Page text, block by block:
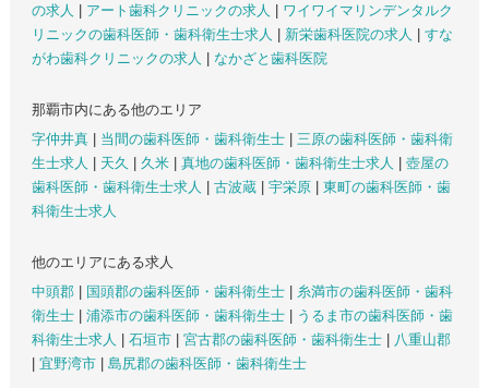
の求人
アート歯科クリニックの求人
ワイワイマリンデンタルク
リニックの歯科医師・歯科衛生士求人
新栄歯科医院の求人
すな
がわ歯科クリニックの求人
なかざと歯科医院
那覇市内にある他のエリア
字仲井真
当間の歯科医師・歯科衛生士
三原の歯科医師・歯科衛
生士求人
天久 久米 真地の歯科医師・歯科衛生士求人
壺屋の
歯科医師・歯科衛生士求人
古波蔵 宇栄原
東町の歯科医師・歯
科衛生士求人
他のエリアにある求人
中頭郡
国頭郡の歯科医師・歯科衛生士
糸満市の歯科医師・歯科
衛生士
浦添市の歯科医師・歯科衛生士
うるま市の歯科医師・歯
科衛生士求人
石垣市 宮古郡の歯科医師・歯科衛生士
八重山郡
宜野湾市 島尻郡の歯科医師・歯科衛生士